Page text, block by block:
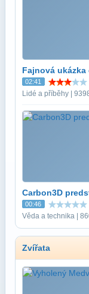
Fajnová
02:41
Lidé a příběhy |
Carbon3D
00:46
Věda a technika |
Zvířata